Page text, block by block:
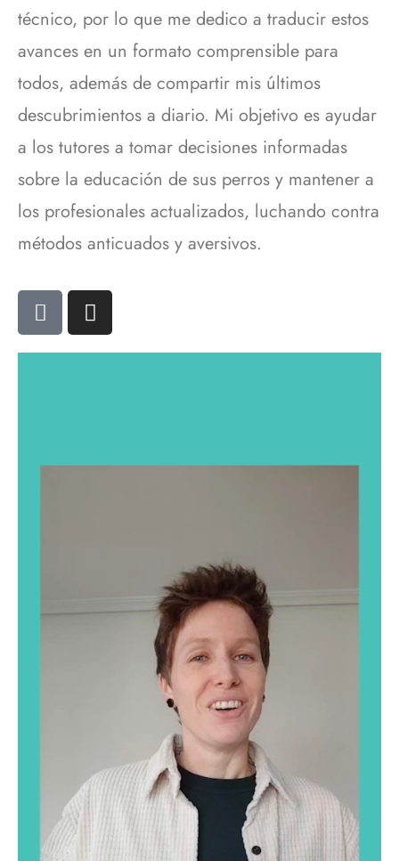
técnico, por lo que me dedico a traducir estos
avances en un formato comprensible para
todos, además de compartir mis últimos
descubrimientos a diario. Mi objetivo es ayudar
a los tutores a tomar decisiones informadas
sobre la educación de sus perros y mantener a
los profesionales actualizados, luchando contra
métodos anticuados y aversivos.